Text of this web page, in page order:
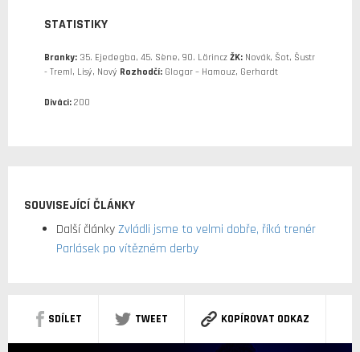
STATISTIKY
Branky: 35. Ejedegba, 45. Sène, 90. Lörincz ŽK: Novák, Šot, Šustr
- Treml, Lisý, Nový Rozhodčí: Glogar – Hamouz, Gerhardt
Diváci: 200
SOUVISEJÍCÍ ČLÁNKY
Další článkyZvládli jsme to velmi dobře, říká trenér
Parlásek po vítězném derby
SDÍLET TWEET KOPÍROVAT ODKAZ